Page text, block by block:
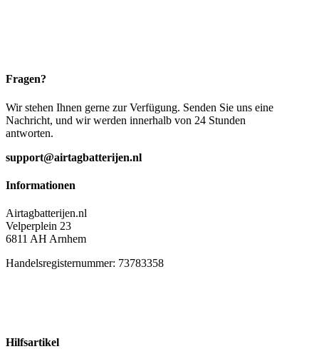
Fragen?
Wir stehen Ihnen gerne zur Verfügung. Senden Sie uns eine
Nachricht, und wir werden innerhalb von 24 Stunden
antworten.
support@airtagbatterijen.nl
Informationen
Airtagbatterijen.nl
Velperplein 23
6811 AH Arnhem
Handelsregisternummer: 73783358
Hilfsartikel